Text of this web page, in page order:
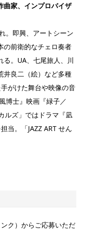
曲家、インプロバイザ
。即興、アートシーン
の前衛的なチェロ奏者
る。UA、七尾旅人、川
井良二（絵）など多種
がけた舞台や映像の音
博士』映画『緑子／
ルズ」ではドラマ『凪
当。「JAZZ ART せん
ク）からご応募いただ